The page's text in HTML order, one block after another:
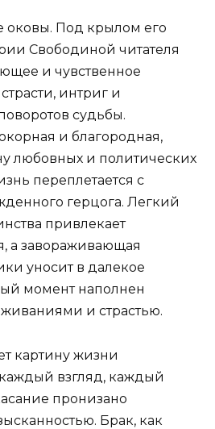
оковы. Под крылом его
Свободиной читателя
и чувственное
интриг и
судьбы.
и благородная,
любовных и политических
переплетается с
герцога. Легкий
привлекает
а завораживающая
уносит в далекое
момент наполнен
и страстью.
картину жизни
взгляд, каждый
пронизано
Брак, как